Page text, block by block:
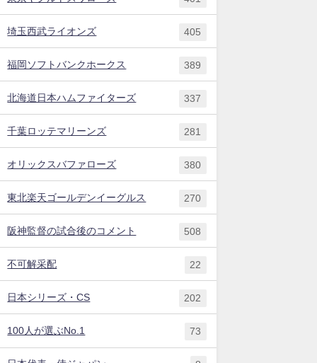
埼玉西武ライオンズ 405
福岡ソフトバンクホークス 389
北海道日本ハムファイターズ 337
千葉ロッテマリーンズ 281
オリックスバファローズ 380
東北楽天ゴールデンイーグルス 270
阪神監督の試合後のコメント 508
不可解采配 22
日本シリーズ・CS 202
100人が選ぶNo.1 73